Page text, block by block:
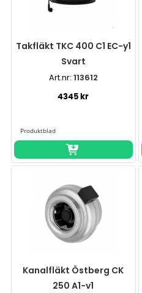
Takfläkt TKC 400 C1 EC-y1
Svart
Art.nr: 113612
4345 kr
Kanalfläkt Östberg CK
250 A1-v1